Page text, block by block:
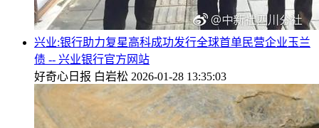
兴业:银行助力复星高科成功发行全球首单民营企业玉兰
债 -- 兴业银行官方网站
好奇心日报 白岩松 2026-01-28 13:35:03